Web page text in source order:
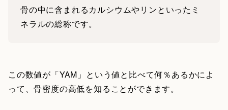
骨の中に含まれるカルシウムやリンといったミ
ネラルの総称です。
この数値が「YAM」という値と比べて何％あるかによ
って、骨密度の高低を知ることができます。